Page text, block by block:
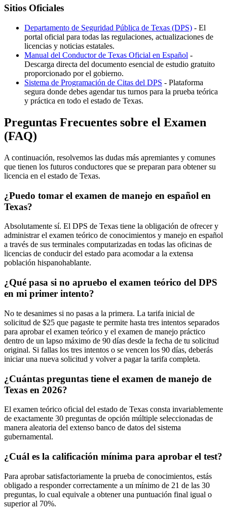
Sitios Oficiales
Departamento de Seguridad Pública de Texas (DPS) - El
portal oficial para todas las regulaciones, actualizaciones de
licencias y noticias estatales.
Manual del Conductor de Texas Oficial en Español -
Descarga directa del documento esencial de estudio gratuito
proporcionado por el gobierno.
Sistema de Programación de Citas del DPS - Plataforma
segura donde debes agendar tus turnos para la prueba teórica
y práctica en todo el estado de Texas.
Preguntas Frecuentes sobre el Examen
(FAQ)
A continuación, resolvemos las dudas más apremiantes y comunes
que tienen los futuros conductores que se preparan para obtener su
licencia en el estado de Texas.
¿Puedo tomar el examen de manejo en español en
Texas?
Absolutamente sí. El DPS de Texas tiene la obligación de ofrecer y
administrar el examen teórico de conocimientos y manejo en español
a través de sus terminales computarizadas en todas las oficinas de
licencias de conducir del estado para acomodar a la extensa
población hispanohablante.
¿Qué pasa si no apruebo el examen teórico del DPS
en mi primer intento?
No te desanimes si no pasas a la primera. La tarifa inicial de
solicitud de $25 que pagaste te permite hasta tres intentos separados
para aprobar el examen teórico y el examen de manejo práctico
dentro de un lapso máximo de 90 días desde la fecha de tu solicitud
original. Si fallas los tres intentos o se vencen los 90 días, deberás
iniciar una nueva solicitud y volver a pagar la tarifa completa.
¿Cuántas preguntas tiene el examen de manejo de
Texas en 2026?
El examen teórico oficial del estado de Texas consta invariablemente
de exactamente 30 preguntas de opción múltiple seleccionadas de
manera aleatoria del extenso banco de datos del sistema
gubernamental.
¿Cuál es la calificación mínima para aprobar el test?
Para aprobar satisfactoriamente la prueba de conocimientos, estás
obligado a responder correctamente a un mínimo de 21 de las 30
preguntas, lo cual equivale a obtener una puntuación final igual o
superior al 70%.